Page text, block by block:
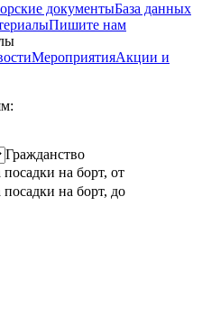
документыБаза данных
Пишите нам
МероприятияАкции и
Гражданство
посадки на борт, от
посадки на борт, до